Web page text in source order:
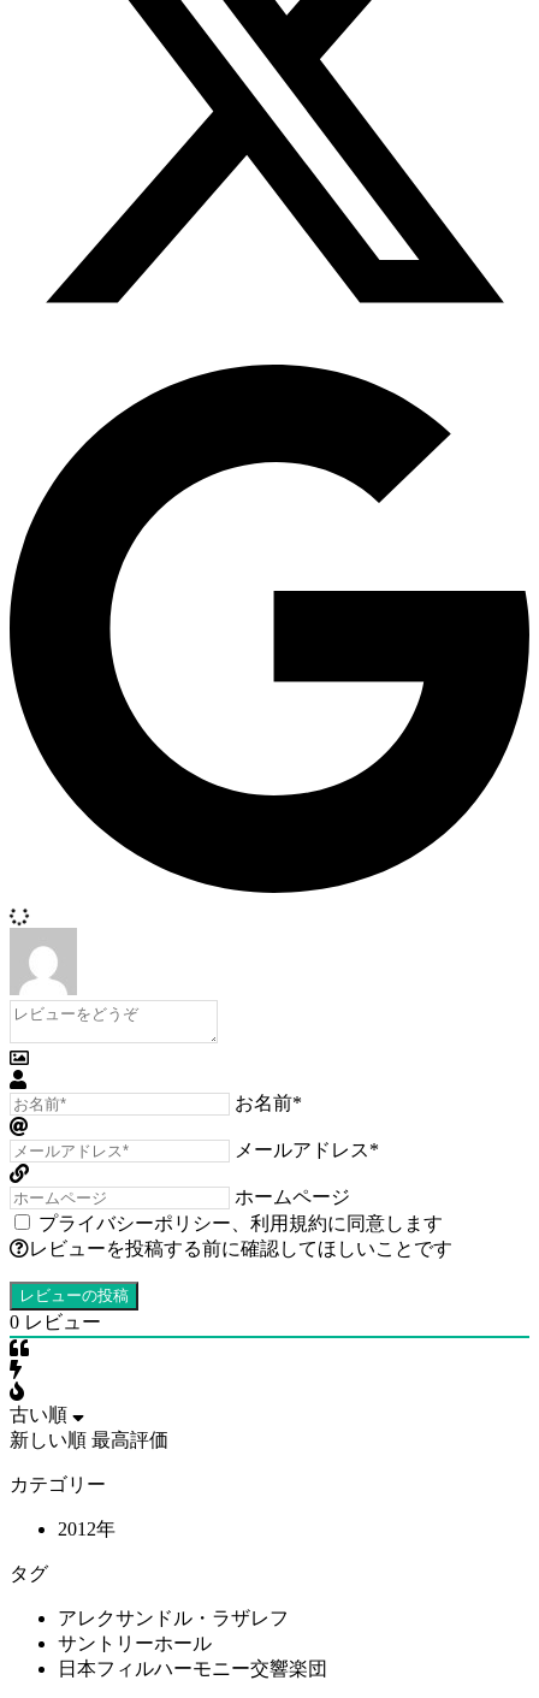
お名前*
メールアドレス*
ホームページ
プライバシーポリシー
利用規約に同意します
レビューを投稿する前に確認してほしいことです
0 レビュー
古い順
新しい順 最高評価
カテゴリー
2012年
タグ
アレクサンドル・ラザレフ
サントリーホール
日本フィルハーモニー交響楽団